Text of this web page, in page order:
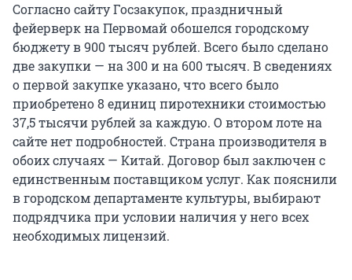
Согласно сайту Госзакупок, праздничный
фейерверк на Первомай обошелся городскому
бюджету в 900 тысяч рублей. Всего было сделано
две закупки — на 300 и на 600 тысяч. В сведениях
о первой закупке указано, что всего было
приобретено 8 единиц пиротехники стоимостью
37,5 тысячи рублей за каждую. О втором лоте на
сайте нет подробностей. Страна производителя в
обоих случаях — Китай. Договор был заключен с
единственным поставщиком услуг. Как пояснили
в городском департаменте культуры, выбирают
подрядчика при условии наличия у него всех
необходимых лицензий.